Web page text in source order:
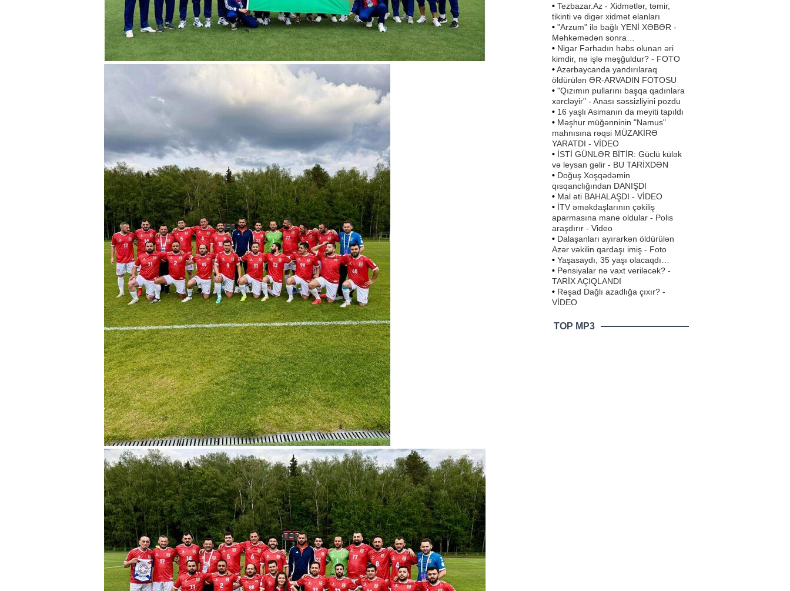
• Tezbazar.Az - Xidmətlər, təmir,
tikinti və digər xidmət elanları
• "Arzum" ilə bağlı YENİ XƏBƏR -
Məhkəmədən sonra…
• Nigar Fərhadın həbs olunan əri
kimdir, nə işlə məşğuldur? - FOTO
•Azərbaycanda yandırılaraq
öldürülən ƏR-ARVADIN FOTOSU
• "Qızımın pullarını başqa qadınlara
xərcləyir" - Anası səssizliyini pozdu
• 16 yaşlı Asimanın da meyiti tapıldı
• Məşhur müğənninin "Namus"
mahnısına rəqsi MÜZAKİRƏ
YARATDI - VİDEO
• İSTİ GÜNLƏR BİTİR: Güclü külək
və leysan gəlir - BU TARİXDƏN
• Doğuş Xoşqədəmin
qısqanclığından DANIŞDI
• Mal əti BAHALAŞDI - VİDEO
• İTV əməkdaşlarının çəkiliş
aparmasına mane oldular - Polis
araşdırır - Video
• Dalaşanları ayırarkən öldürülən
Azər vəkilin qardaşı imiş - Foto
• Yaşasaydı, 35 yaşı olacaqdı…
• Pensiyalar nə vaxt veriləcək? -
TARİX AÇIQLANDI
• Rəşad Dağlı azadlığa çıxır? -
VİDEO
TOP MP3